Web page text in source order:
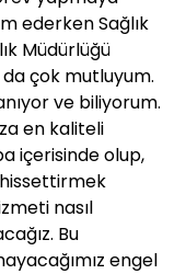
ederken Sağlık
Müdürlüğü
çok mutluyum.
ve biliyorum.
en kaliteli
içerisinde olup,
nasıl
Bu
engel